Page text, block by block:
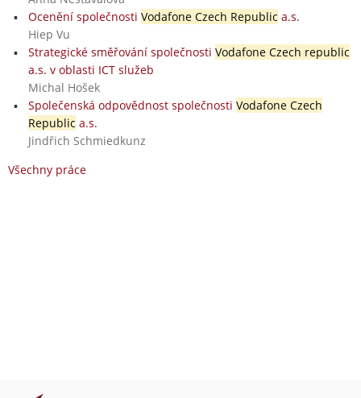
Ocenění společnosti Vodafone Czech Republic a.s.
Hiep Vu
Strategické směřování společnosti Vodafone Czech republic
a.s. v oblasti ICT služeb
Michal Hošek
Společenská odpovědnost společnosti Vodafone Czech
Republic a.s.
Jindřich Schmiedkunz
Všechny práce